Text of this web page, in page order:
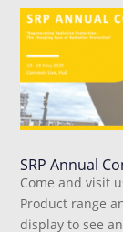
SRP Annual
Come and visit
Product range
display to see